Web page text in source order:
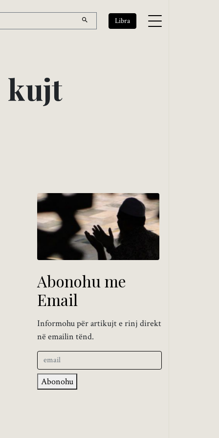
Libra
kujt
Abonohu me
Email
Informohu për artikujt e rinj direkt
në emailin tënd.
Abonohu